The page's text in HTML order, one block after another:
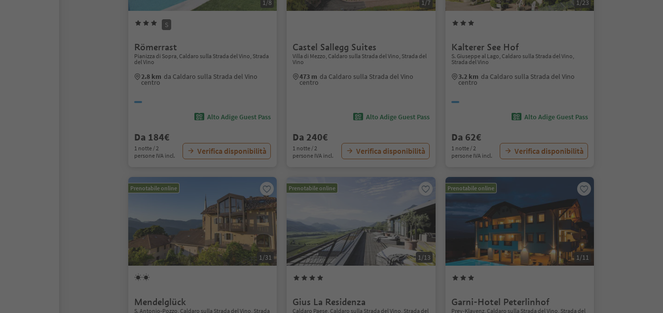
1/8
S
Römerrast
Pianizza di Sopra, Caldaro sulla Strada del Vino, Strada
del Vino
2.8 km da Caldaro sulla Strada del Vino
centro
Alto Adige Guest Pass
Da 184€
1 notte / 2
persone IVA incl.
Verifica disponibilità
1/7
Castel Sallegg Suites
Villa di Mezzo, Caldaro sulla Strada del Vino, Strada del
Vino
473 m da Caldaro sulla Strada del Vino
centro
Alto Adige Guest Pass
Da 240€
1 notte / 2
persone IVA incl.
Verifica disponibilità
1/23
Kalterer See Hof
S. Giuseppe al Lago, Caldaro sulla Strada del Vino,
Strada del Vino
3.2 km da Caldaro sulla Strada del Vino
centro
Alto Adige Guest Pass
Da 62€
1 notte / 2
persone IVA incl.
Verifica disponibilità
Prenotabile online
1/31
Mendelglück
S. Antonio-Pozzo, Caldaro sulla Strada del Vino, Strada
Prenotabile online
1/13
Gius La Residenza
Caldaro Paese, Caldaro sulla Strada del Vino, Strada del
Prenotabile online
1/11
Garni-Hotel Peterlinhof
Prey-Klavenz, Caldaro sulla Strada del Vino, Strada del